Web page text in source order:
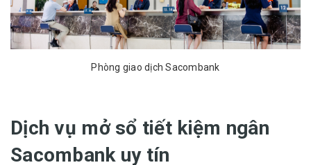
Phòng giao dịch Sacombank
Dịch vụ mở sổ tiết kiệm ngân
Sacombank uy tín